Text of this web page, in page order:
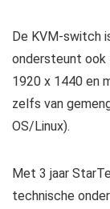
De KVM-switch
ondersteunt
1920 x 1440 en
zelfs van
OS/Linux).
Met 3 jaar
technische